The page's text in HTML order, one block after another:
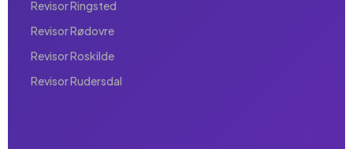
Revisor Ringsted
Revisor Rødovre
Revisor Roskilde
Revisor Rudersdal